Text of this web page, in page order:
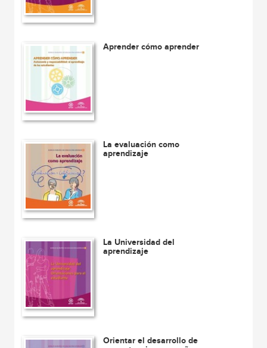
Aprender cómo aprender
La evaluación como
aprendizaje
La Universidad del
aprendizaje
Orientar el desarrollo de